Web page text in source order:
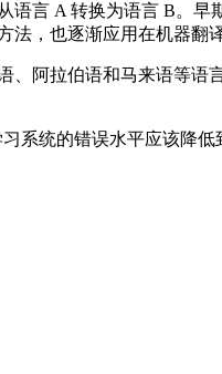
言 A 转换为语言 B。早
，也逐渐应用在机器翻译
阿拉伯语和马来语等语
系统的错误水平应该降低